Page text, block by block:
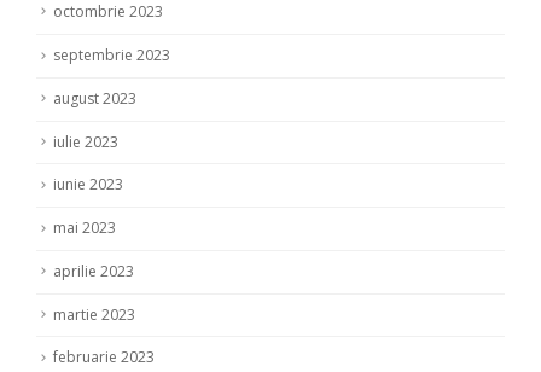
octombrie 2023
septembrie 2023
august 2023
iulie 2023
iunie 2023
mai 2023
aprilie 2023
martie 2023
februarie 2023